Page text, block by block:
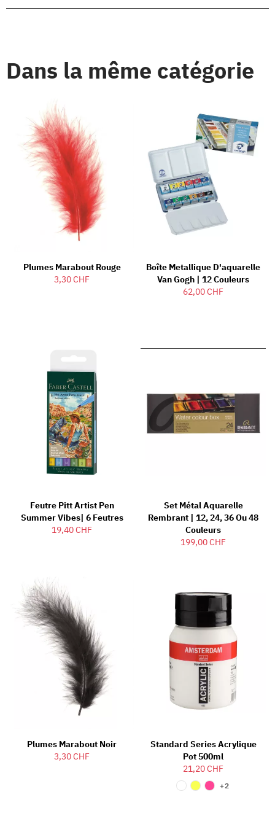
Dans la même catégorie
Plumes Marabout Rouge
3,30 CHF
Boîte Metallique D'aquarelle
Van Gogh | 12 Couleurs
62,00 CHF
Feutre Pitt Artist Pen
Summer Vibes| 6 Feutres
19,40 CHF
Set Métal Aquarelle
Rembrant | 12, 24, 36 Ou 48
Couleurs
199,00 CHF
Plumes Marabout Noir
3,30 CHF
Standard Series Acrylique
Pot 500ml
21,20 CHF
+2